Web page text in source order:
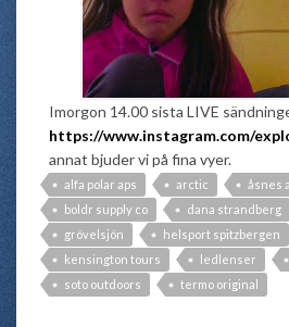
Imorgon 14.00 sista LIVE
https://www.instagram.com/
annat bjuder vi på fina vyer.
alfa polar aps arctic
åsnes
boldr supply co
dana strandberg
grövelsjön
helsport spitzbergen
kensington tours
ledlenser
soto outdoors
termo original